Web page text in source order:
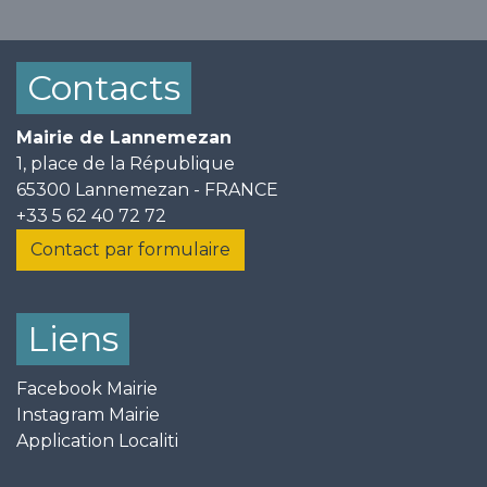
Contacts
Mairie de Lannemezan
1, place de la République
65300 Lannemezan - FRANCE
+33 5 62 40 72 72
Contact par formulaire
Liens
Facebook Mairie
Instagram Mairie
Application Localiti